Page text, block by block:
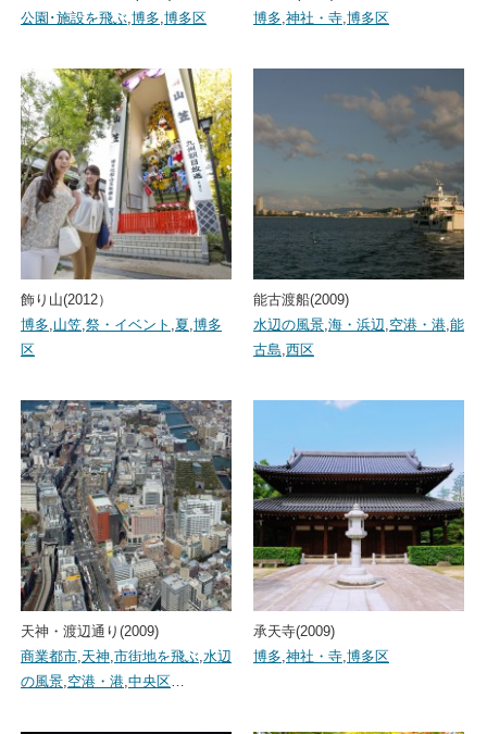
公園･施設を飛ぶ,博多,博多区
博多,神社・寺,博多区
飾り山(2012）
博多,山笠,祭・イベント ,夏,博多
区
能古渡船(2009)
水辺の風景,海・浜辺,空港・港,能
古島,西区
天神・渡辺通り(2009)
商業都市,天神,市街地を飛ぶ,水辺
の風景,空港・港,中央区…
承天寺(2009)
博多,神社・寺,博多区